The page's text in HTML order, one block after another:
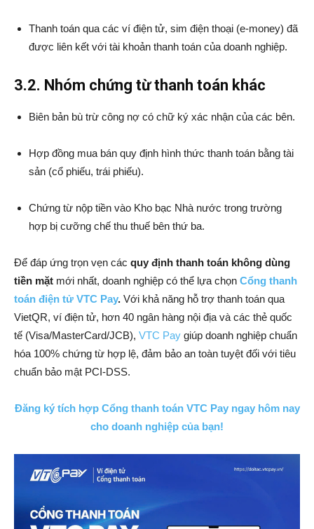
Thanh toán qua các ví điện tử, sim điện thoại (e-money) đã
được liên kết với tài khoản thanh toán của doanh nghiệp.
3.2. Nhóm chứng từ thanh toán khác
Biên bản bù trừ công nợ có chữ ký xác nhận của các bên.
Hợp đồng mua bán quy định hình thức thanh toán bằng tài
sản (cổ phiếu, trái phiếu).
Chứng từ nộp tiền vào Kho bạc Nhà nước trong trường
hợp bị cưỡng chế thu thuế bên thứ ba.
Để đáp ứng trọn vẹn các quy định thanh toán không dùng
tiền mặt mới nhất, doanh nghiệp có thể lựa chọn Cổng thanh
toán điện tử VTC Pay. Với khả năng hỗ trợ thanh toán qua
VietQR, ví điện tử, hơn 40 ngân hàng nội địa và các thẻ quốc
tế (Visa/MasterCard/JCB), VTC Pay giúp doanh nghiệp chuẩn
hóa 100% chứng từ hợp lệ, đảm bảo an toàn tuyệt đối với tiêu
chuẩn bảo mật PCI-DSS.
Đăng ký tích hợp Cổng thanh toán VTC Pay ngay hôm nay
cho doanh nghiệp của bạn!